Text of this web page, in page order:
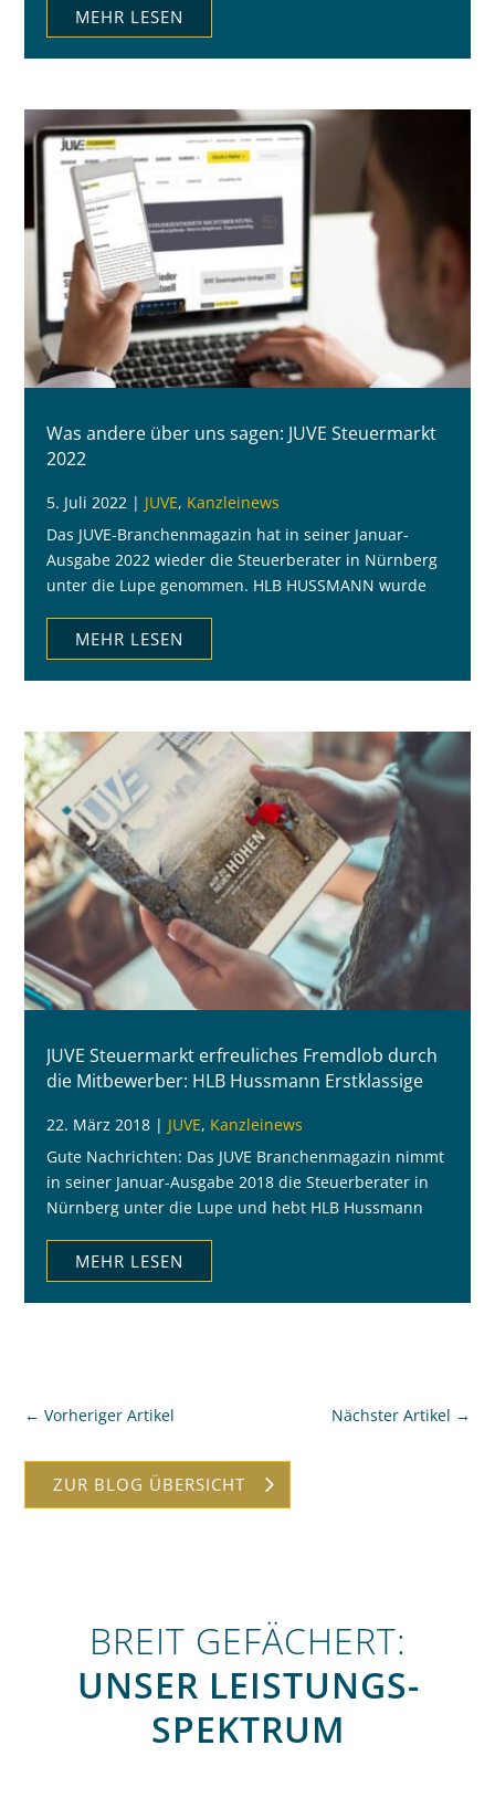
MEHR LESEN
Was andere über uns sagen: JUVE Steuermarkt
2022
5. Juli 2022 | JUVE, Kanzleinews
Das JUVE-Branchenmagazin hat in seiner Januar-
Ausgabe 2022 wieder die Steuerberater in Nürnberg
unter die Lupe genommen. HLB HUSSMANN wurde
erwähnt. -> weiterlesen
MEHR LESEN
JUVE Steuermarkt erfreuliches Fremdlob durch
die Mitbewerber: HLB Hussmann Erstklassige
22. März 2018 | JUVE, Kanzleinews
Gute Nachrichten: Das JUVE Branchenmagazin nimmt
in seiner Januar-Ausgabe 2018 die Steuerberater in
Nürnberg unter die Lupe und hebt HLB Hussmann
MEHR LESEN
←Vorheriger Artikel Nächster Artikel →
ZUR BLOG ÜBERSICHT
BREIT GEFÄCHERT:
UNSER LEISTUNGS­
SPEKTRUM